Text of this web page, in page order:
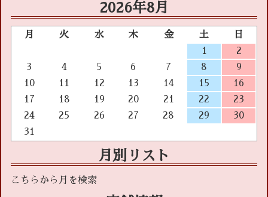
2026年8月
月 火 水 木 金 土
日
1
2
3
4 5 6 7 8
9
10
11 12 13 14 15
16
17
18 19 20 21 22
23
24
25 26 27 28 29
30
31
月別リスト